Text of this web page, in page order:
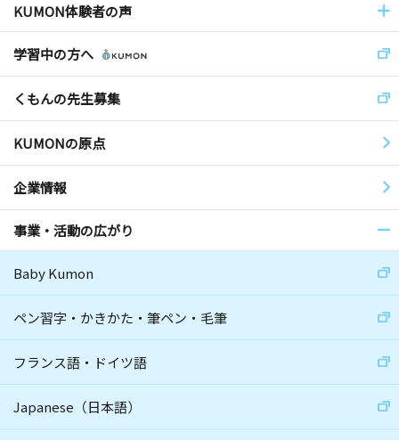
KUMON体験者の声
学習中の方へ
くもんの先生募集
KUMONの原点
企業情報
事業・活動の広がり
Baby Kumon
ペン習字・かきかた・筆ペン・毛筆
フランス語・ドイツ語
Japanese（日本語）